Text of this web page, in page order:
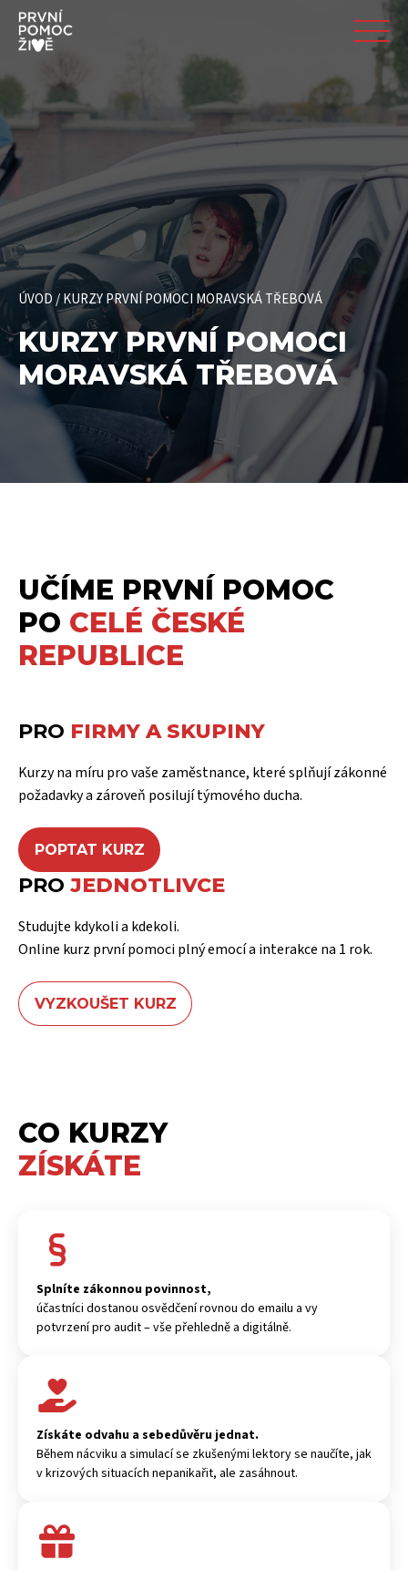
ÚVOD/KURZY PRVNÍ POMOCI MORAVSKÁ TŘEBOVÁ
KURZY PRVNÍ POMOCI
MORAVSKÁ TŘEBOVÁ
UČÍME PRVNÍ POMOC
PO CELÉ ČESKÉ
REPUBLICE
PRO FIRMY A SKUPINY
Kurzy na míru pro vaše zaměstnance, které splňují zákonné
požadavky a zároveň posilují týmového ducha.
POPTAT KURZ
PRO JEDNOTLIVCE
Studujte kdykoli a kdekoli.
Online kurz první pomoci plný emocí a interakce na 1 rok.
VYZKOUŠET KURZ
CO KURZY
ZÍSKÁTE
Splníte zákonnou povinnost,
účastníci dostanou osvědčení rovnou do emailu a vy
potvrzení pro audit – vše přehledně a digitálně.
Získáte odvahu a sebedůvěru jednat.
Během nácviku a simulací se zkušenými lektory se naučíte, jak
v krizových situacích nepanikařit, ale zasáhnout.